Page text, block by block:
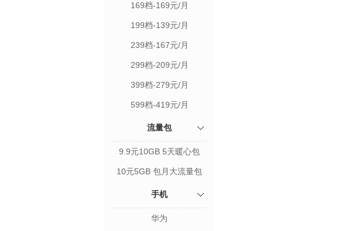
169档-169元/月
199档-139元/月
239档-167元/月
299档-209元/月
399档-279元/月
599档-419元/月
流量包
9.9元10GB 5天暖心包
10元5GB 包月大流量包
手机
华为